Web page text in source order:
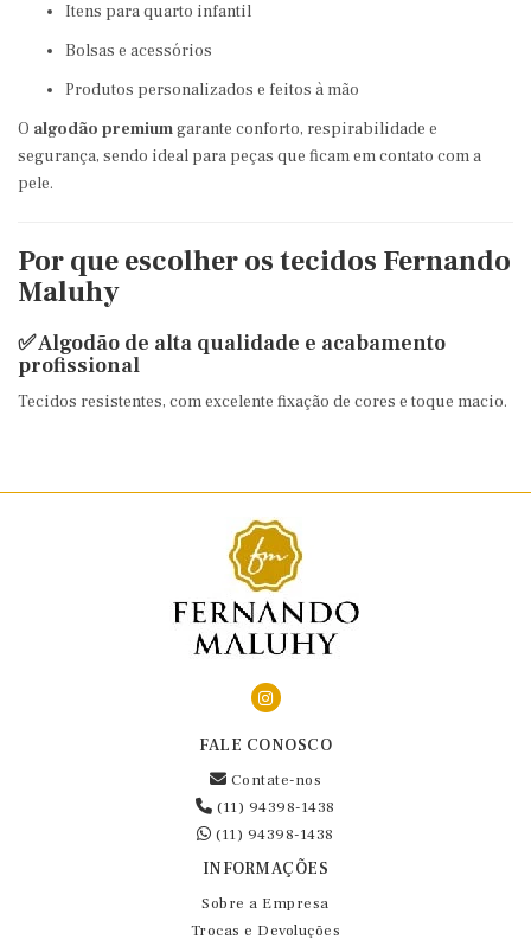
Itens para quarto infantil
Bolsas e acessórios
Produtos personalizados e feitos à mão
O algodão premiumgarante conforto, respirabilidade e
segurança, sendo ideal para peças que ficam em contato com a
pele.
Por que escolher os tecidos Fernando
Maluhy
✅ Algodão de alta qualidade e acabamento
profissional
Tecidos resistentes, com excelente fixação de cores e toque macio.
FALE CONOSCO
Contate-nos
(11) 94398-1438
(11) 94398-1438
INFORMAÇÕES
Sobre a Empresa
Trocas e Devoluções